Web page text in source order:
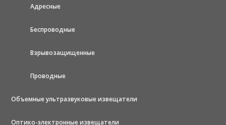
Адресные
Беспроводные
Взрывозащищенные
Проводные
Объемные ультразвуковые извещатели
Оптико-электронные извещатели